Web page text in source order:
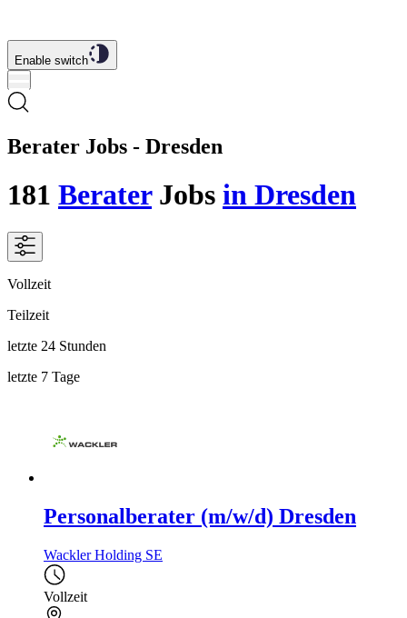
Enable switch
Berater Jobs - Dresden
181 BeraterJobs in Dresden
Vollzeit
Teilzeit
letzte 24 Stunden
letzte 7 Tage
Personalberater (m/w/d) Dresden
Wackler Holding SE
Vollzeit